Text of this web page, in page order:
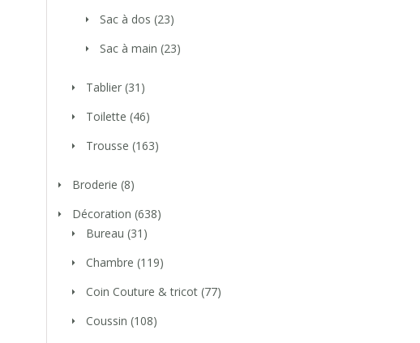
Sac à dos (23)
Sac à main (23)
Tablier (31)
Toilette (46)
Trousse (163)
Broderie (8)
Décoration (638)
Bureau (31)
Chambre (119)
Coin Couture & tricot (77)
Coussin (108)